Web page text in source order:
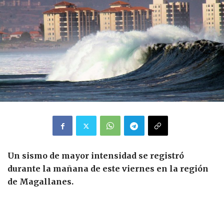
Un sismo de mayor intensidad se registró
durante la mañana de este viernes en la región
de Magallanes.